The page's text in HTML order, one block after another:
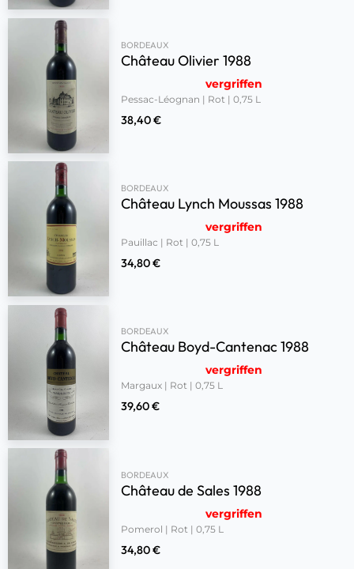
BORDEAUX
Château Olivier 1988
vergriffen
Pessac-Léognan | Rot | 0,75 L
38,40€
BORDEAUX
Château Lynch Moussas 1988
vergriffen
Pauillac | Rot | 0,75 L
34,80€
BORDEAUX
Château Boyd-Cantenac 1988
vergriffen
Margaux | Rot | 0,75 L
39,60€
BORDEAUX
Château de Sales 1988
vergriffen
Pomerol | Rot | 0,75 L
34,80€